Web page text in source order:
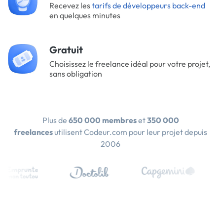
Recevez lestarifs de développeurs back-end
en quelques minutes
Gratuit
Choisissez le freelance idéal pour votre projet,
sans obligation
Plus de 650 000 membreset350 000
freelances utilisent Codeur.com pour leur projet depuis
2006